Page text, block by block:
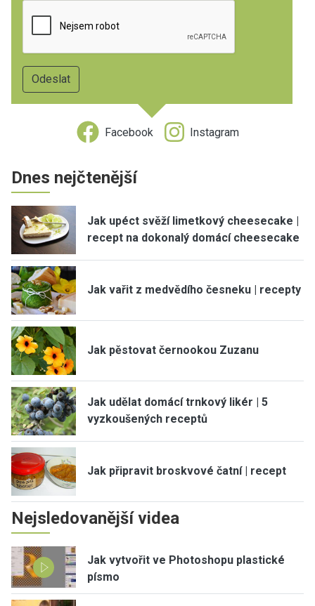
Facebook Instagram
Dnes nejčtenější
Jak upéct svěží limetkový cheesecake |
recept na dokonalý domácí cheesecake
Jak vařit z medvědího česneku | recepty
Jak pěstovat černookou Zuzanu
Jak udělat domácí trnkový likér | 5
vyzkoušených receptů
Jak připravit broskvové čatní | recept
Nejsledovanější videa
Jak vytvořit ve Photoshopu plastické
písmo